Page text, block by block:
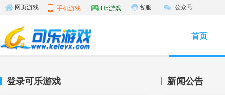
网页游戏 手机游戏 H5游戏 客服 公众号
首页
登录可乐游戏 新闻公告